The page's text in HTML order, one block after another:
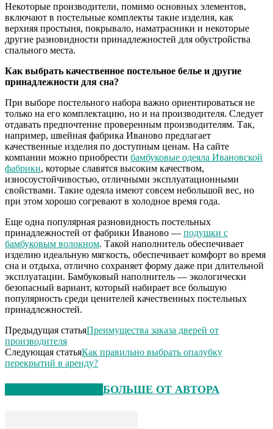
Некоторые производители, помимо основных элементов,
включают в постельные комплекты такие изделия, как
верхняя простыня, покрывало, наматрасники и некоторые
другие разновидности принадлежностей для обустройства
спального места.
Как выбрать качественное постельное белье и другие
принадлежности для сна?
При выборе постельного набора важно ориентироваться не
только на его комплектацию, но и на производителя. Следует
отдавать предпочтение проверенным производителям. Так,
например, швейная фабрика Иваново предлагает
качественные изделия по доступным ценам. На сайте
компании можно приобрести бамбуковые одеяла Ивановской
фабрики, которые славятся высоким качеством,
износоустойчивостью, отличными эксплуатационными
свойствами. Такие одеяла имеют совсем небольшой вес, но
при этом хорошо согревают в холодное время года.
Еще одна популярная разновидность постельных
принадлежностей от фабрики Иваново — подушки с
бамбуковым волокном. Такой наполнитель обеспечивает
изделию идеальную мягкость, обеспечивает комфорт во время
сна и отдыха, отлично сохраняет форму даже при длительной
эксплуатации. Бамбуковый наполнитель — экологически
безопасный вариант, который набирает все большую
популярность среди ценителей качественных постельных
принадлежностей.
Предыдущая статьяПреимущества заказа дверей от
производителя
Следующая статьяКак правильно выбрать опалубку
перекрытий в аренду?
БОЛЬШЕ ОТ АВТОРА